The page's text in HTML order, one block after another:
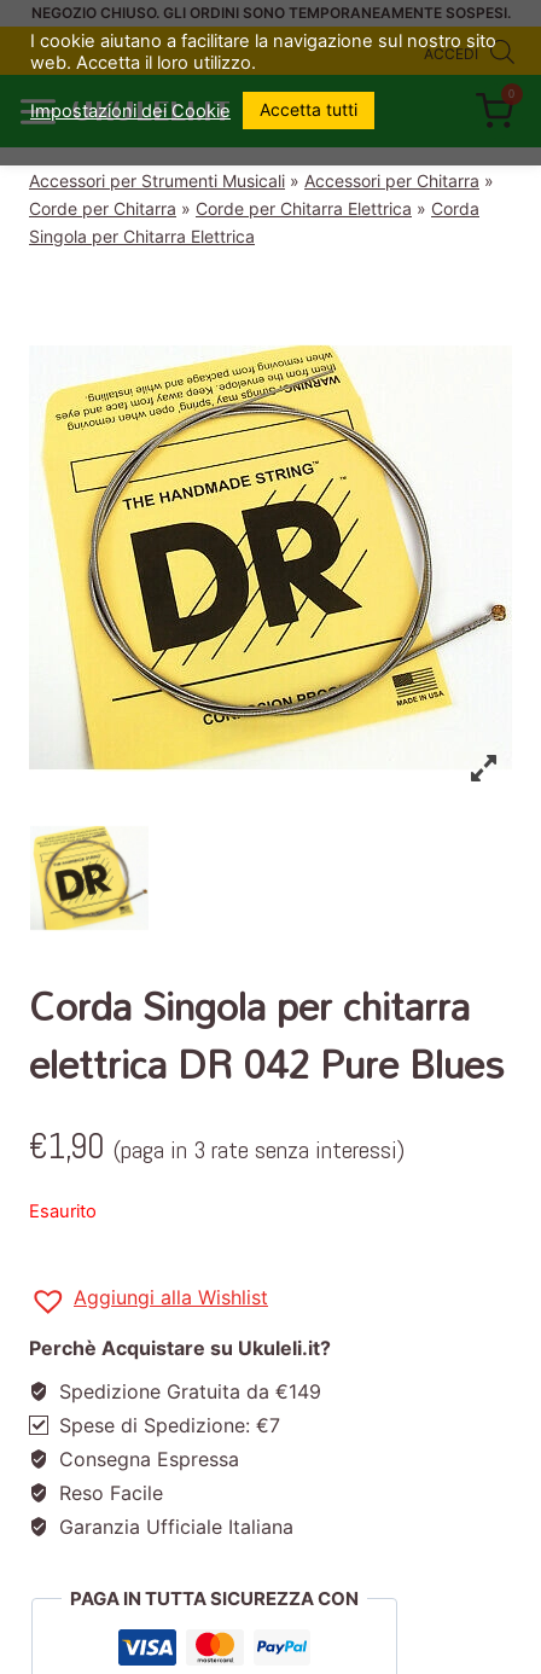
SaltaNEGOZIO CHIUSO. GLI ORDINI SONO TEMPORANEAMENTE SOSPESI.
ACCEDI
UKULELI.IT
0
Accessori per Strumenti Musicali » Accessori per Chitarra »
Corde per Chitarra » Corde per Chitarra Elettrica » Corda
Singola per Chitarra Elettrica
Corda Singola per chitarra
elettrica DR 042 Pure Blues
€1,90 (paga in 3 rate senza interessi)
Esaurito
Aggiungi alla Wishlist
Perchè Acquistare su Ukuleli.it?
Spedizione Gratuita da €149
Spese di Spedizione: €7
Consegna Espressa
Reso Facile
Garanzia Ufficiale Italiana
PAGA IN TUTTA SICUREZZA CON
I cookie aiutano a facilitare la navigazione sul nostro sito
web. Accetta il loro utilizzo.
Impostazioni dei Cookie Accetta tutti